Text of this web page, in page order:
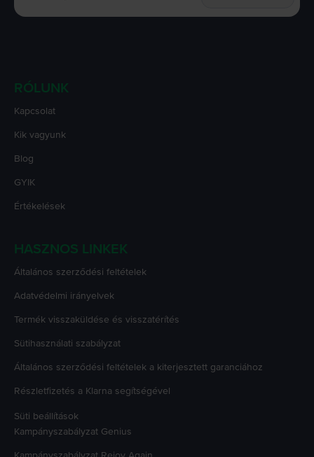
RÓLUNK
Kapcsolat
Kik vagyunk
Blog
GYIK
Értékelések
HASZNOS LINKEK
Általános szerződési feltételek
Adatvédelmi irányelvek
Termék visszaküldése és visszatérítés
Sütihasználati szabályzat
Általános szerződési feltételek a kiterjesztett garanciához
Részletfizetés a Klarna segítségével
Süti beállítások
Kampányszabályzat Genius